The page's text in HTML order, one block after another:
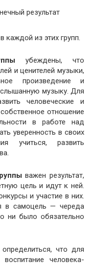
результат
каждой из этих групп.
убеждены, что
и ценителей музыки,
произведение и
музыку. Для
человеческие и
отношение
в работе над
уверенность в своих
учиться, развить
важен результат,
цель и идут к ней.
и участие в них.
в самоцель — череда
ни было обязательно
что для
человека-